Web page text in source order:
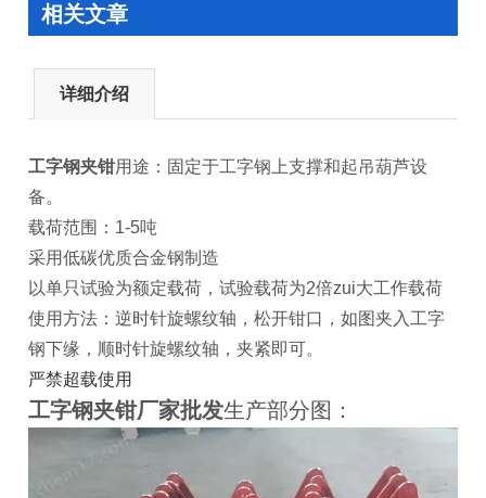
相关文章
详细介绍
工字钢夹钳用途：固定于工字钢上支撑和起吊葫芦设
备。
载荷范围：1-5吨
采用低碳优质合金钢制造
以单只试验为额定载荷，试验载荷为2倍zui大工作载荷
使用方法：逆时针旋螺纹轴，松开钳口，如图夹入工字
钢下缘，顺时针旋螺纹轴，夹紧即可。
严禁超载使用
工字钢夹钳厂家批发生产部分图：